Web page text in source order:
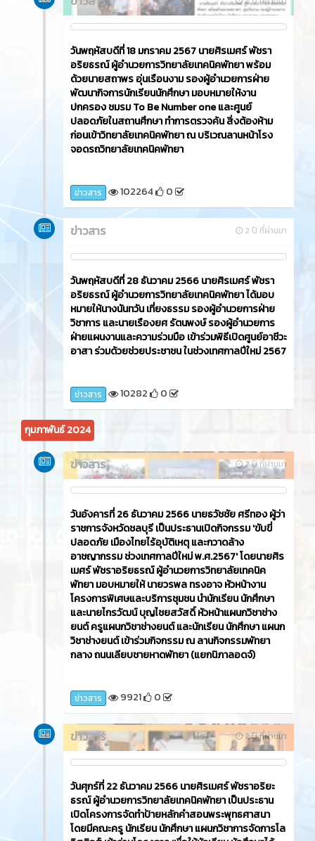
รางวัลชนะเลิศ ระดับเหรียญทอง การแข่งขัน Creative
Coffee Break Challenge และ นายกรวิชญ์ รังหอม
ได้รับรางวัลรองชนะเลิศอันดับ 2 ระดับเหรียญ
ทองแดง การแข่งขัน Pattaya Batender Contest ใน
เวทีการแข่งขัน Pattaya Hospitality Challenge
2024 การแข่งขันศิลปะการให้บริการนักท่องเที่ยวที่ใหญ่
ที่สุด ของประเทศไทย ที่จัดขึ้นระหว่างวันที่ 17 - 18 ก.ย.
2567 ณ โรงแรม เดอะซายน์ พัทยา ภายใต้คอนเซ็ปต์
'มาบิดความคิด สร้างมูลค่าใหม่ ด้วยหัวใจบริการ
TWIST TO VALUE' เพื่อยกระดับมาตรฐานบุคลากรผู้
ให้บริการด้านโรงแรม ของพัทยา จังหวัดชลบุรี และ
ยอมรับในระดับสากล
ข่าวสาร
พฤษภาคม 2024
2 ปี ที่ผ่านมา
ข่าวสาร
วันพฤหัสบดีที่ 18 มกราคม 2567 นายศิรเมศร์ พัชรา
พัฒนากิจการนักเรียนนักศึกษา มอบหมายให้งาน
ปกครอง ชมรม To Be Number one และศูนย์
ปลอดภัยในสถานศึกษา ทำการตรวจค้น สิ่งต้องห้าม
ก่อนเข้าวิทยาลัยเทคนิคพัทยา ณ บริเวณลานหน้าโรง
ข่าวสาร 102264 0
2 ปี ที่ผ่านมา
ข่าวสาร
วันพฤหัสบดีที่ 28 ธันวาคม 2566 นายศิรเมศร์ พัชรา
อริยธรณ์ ผู้อำนวยการวิทยาลัยเทคนิคพัทยา ได้มอบ
หมายให้นางนันทวัน เที่ยงธรรม รองผู้อำนวยการฝ่าย
วิชาการ และนายเรืองยศ รัตนพงษ์ รองผู้อำนวยการ
ฝ่ายแผนงานและความร่วมมือ เข้าร่วมพิธีเปิดศูนย์อาชีวะ
อาสา ร่วมด้วยช่วยประชาชน ในช่วงเทศกาลปีใหม่ 2567
ข่าวสาร 10282 0
กุมภาพันธ์ 2024
2 ปี ที่ผ่านมา
ข่าวสาร
วันอังคารที่ 26 ธันวาคม 2566​ นายธวัชชัย ศรีทอง ผู้ว่า
ราชการจังหวัดชลบุรี เป็นประธานเปิดกิจกรรม 'ขับขี่